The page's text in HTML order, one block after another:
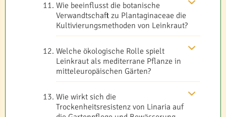
Wie beeinflusst die botanische
Verwandtschaft zu Plantaginaceae die
Kultivierungsmethoden von Leinkraut?
Welche ökologische Rolle spielt
Leinkraut als mediterrane Pflanze in
mitteleuropäischen Gärten?
Wie wirkt sich die
Trockenheitsresistenz von Linaria auf